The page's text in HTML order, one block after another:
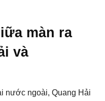
màn ra
và
nước ngoài, Quang Hải